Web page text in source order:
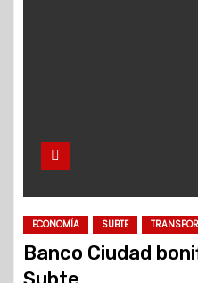
ECONOMÍA SUBTE
Banco Ciudad